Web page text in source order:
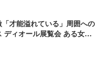
才能溢れている」周囲への
ディオール展覧会 ある⼥性